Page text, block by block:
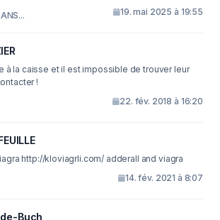
19. mai 2025 à 19:55
à la caisse et il est impossible de trouver leur
!
22. fév. 2018 à 16:20
buy with pay pal viagra http://kloviagrli.com/ adderall and viagra
14. fév. 2021 à 8:07
Buch